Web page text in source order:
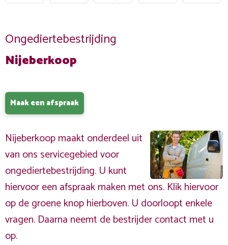
Ongediertebestrijding
Nijeberkoop
Maak een afspraak
Nijeberkoop maakt onderdeel uit
van ons servicegebied voor
ongediertebestrijding. U kunt
hiervoor een afspraak maken met ons. Klik hiervoor
op de groene knop hierboven. U doorloopt enkele
vragen. Daarna neemt de bestrijder contact met u
op.